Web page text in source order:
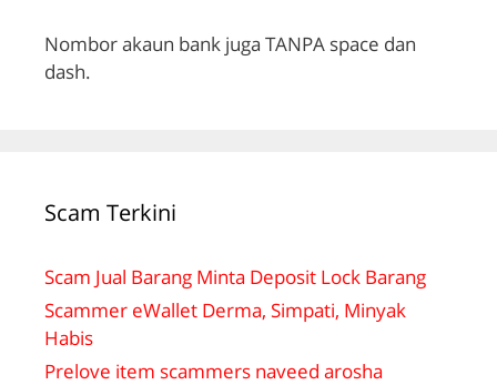
Nombor akaun bank juga TANPA space dan
dash.
Scam Terkini
Scam Jual Barang Minta Deposit Lock Barang
Scammer eWallet Derma, Simpati, Minyak
Habis
Prelove item scammers naveed arosha